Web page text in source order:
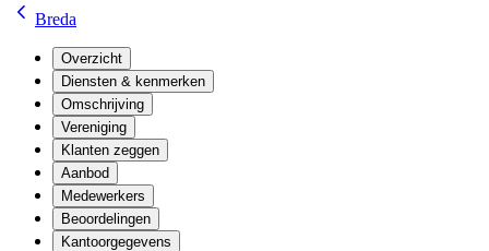
Breda
Overzicht
Diensten & kenmerken
Omschrijving
Vereniging
Klanten zeggen
Aanbod
Medewerkers
Beoordelingen
Kantoorgegevens